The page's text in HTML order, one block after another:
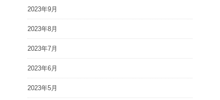
2023年9月
2023年8月
2023年7月
2023年6月
2023年5月